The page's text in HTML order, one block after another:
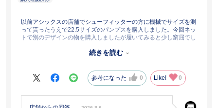
以前アシックスの店舗でシューフィッターの方に機械でサイズを測
って貰ったうえで22.5サイズのパンプスを購入しました。今回ネッ
トで別のデザインの物を購入しましたが履いてみると少し窮屈でし
ちに少し伸びるだろうと思ってます。それ以外はクッション性も有
続きを読む
参考になった 0 Like! 0